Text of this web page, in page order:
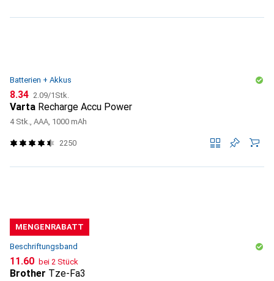
Batterien + Akkus
CHF
8.34 CHF
2.09/1Stk.
Varta Recharge Accu Power
4 Stk., AAA, 1000 mAh
2250
MENGENRABATT
Beschriftungsband
CHF
11.60 bei 2 Stück
Brother Tze-Fa3